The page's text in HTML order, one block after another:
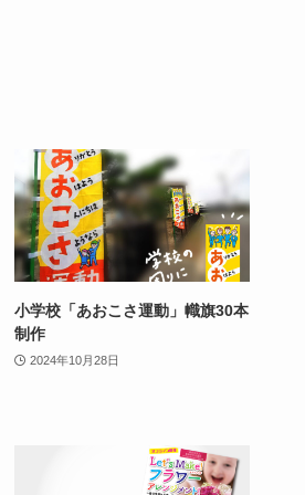
小学校「あおこさ運動」幟旗30本
制作
2024年10月28日